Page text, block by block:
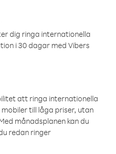
dig ringa internationella
i 30 dagar med Vibers
att ringa internationella
till låga priser, utan
månadsplanen kan du
redan ringer